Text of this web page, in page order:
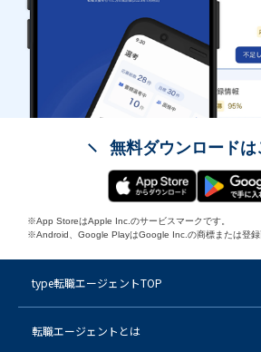
無料ダウンロードは
※App StoreはApple Inc.のサービスマークです。
※Android、Google PlayはGoogle Inc.の商標または登録
type転職エージェントTOP
転職エージェントとは